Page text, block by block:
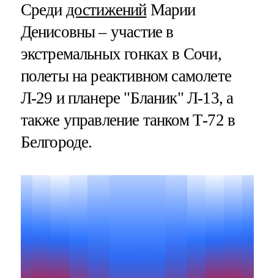
Среди достиженийМарии
Денисовны – участие в
экстремальных гонках в Сочи,
полеты на реактивном самолете
Л-29 и планере "Бланик" Л-13, а
также управление танком Т-72 в
Белгороде.